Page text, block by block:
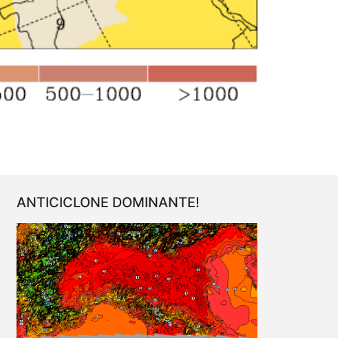
ANTICICLONE DOMINANTE!